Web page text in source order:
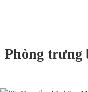
Phòng trưng